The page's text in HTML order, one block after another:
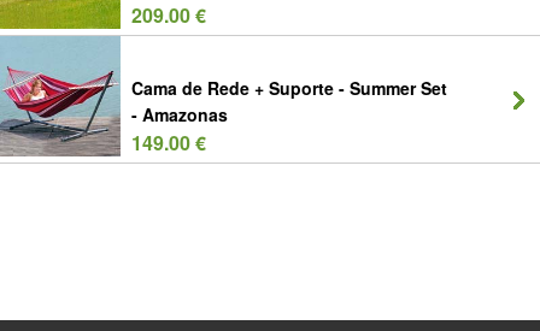
209.00 €
Cama de Rede + Suporte - Summer Set
- Amazonas
149.00 €